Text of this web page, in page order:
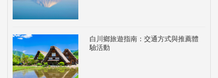
白川鄉旅遊指南：交通方式與推薦體
驗活動